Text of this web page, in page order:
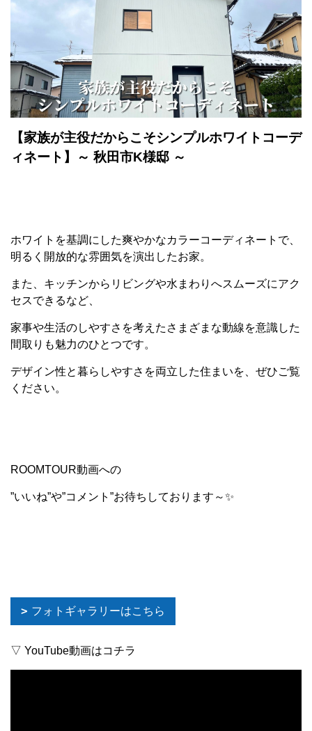
【家族が主役だからこそシンプルホワイトコーデ
ィネート 】～ 秋田市K様邸 ～
ホワイトを基調にした爽やかなカラーコーディネートで、
明るく開放的な雰囲気を演出したお家。
また、キッチンからリビングや水まわりへスムーズにアク
セスできるなど、
家事や生活のしやすさを考えたさまざまな動線を意識した
間取りも魅力のひとつです。
デザイン性と暮らしやすさを両立した住まいを、ぜひご覧
ください。
ROOMTOUR動画への
”いいね”や”コメント”お待ちしております～✨
フォトギャラリーはこちら
▽ YouTube動画はコチラ